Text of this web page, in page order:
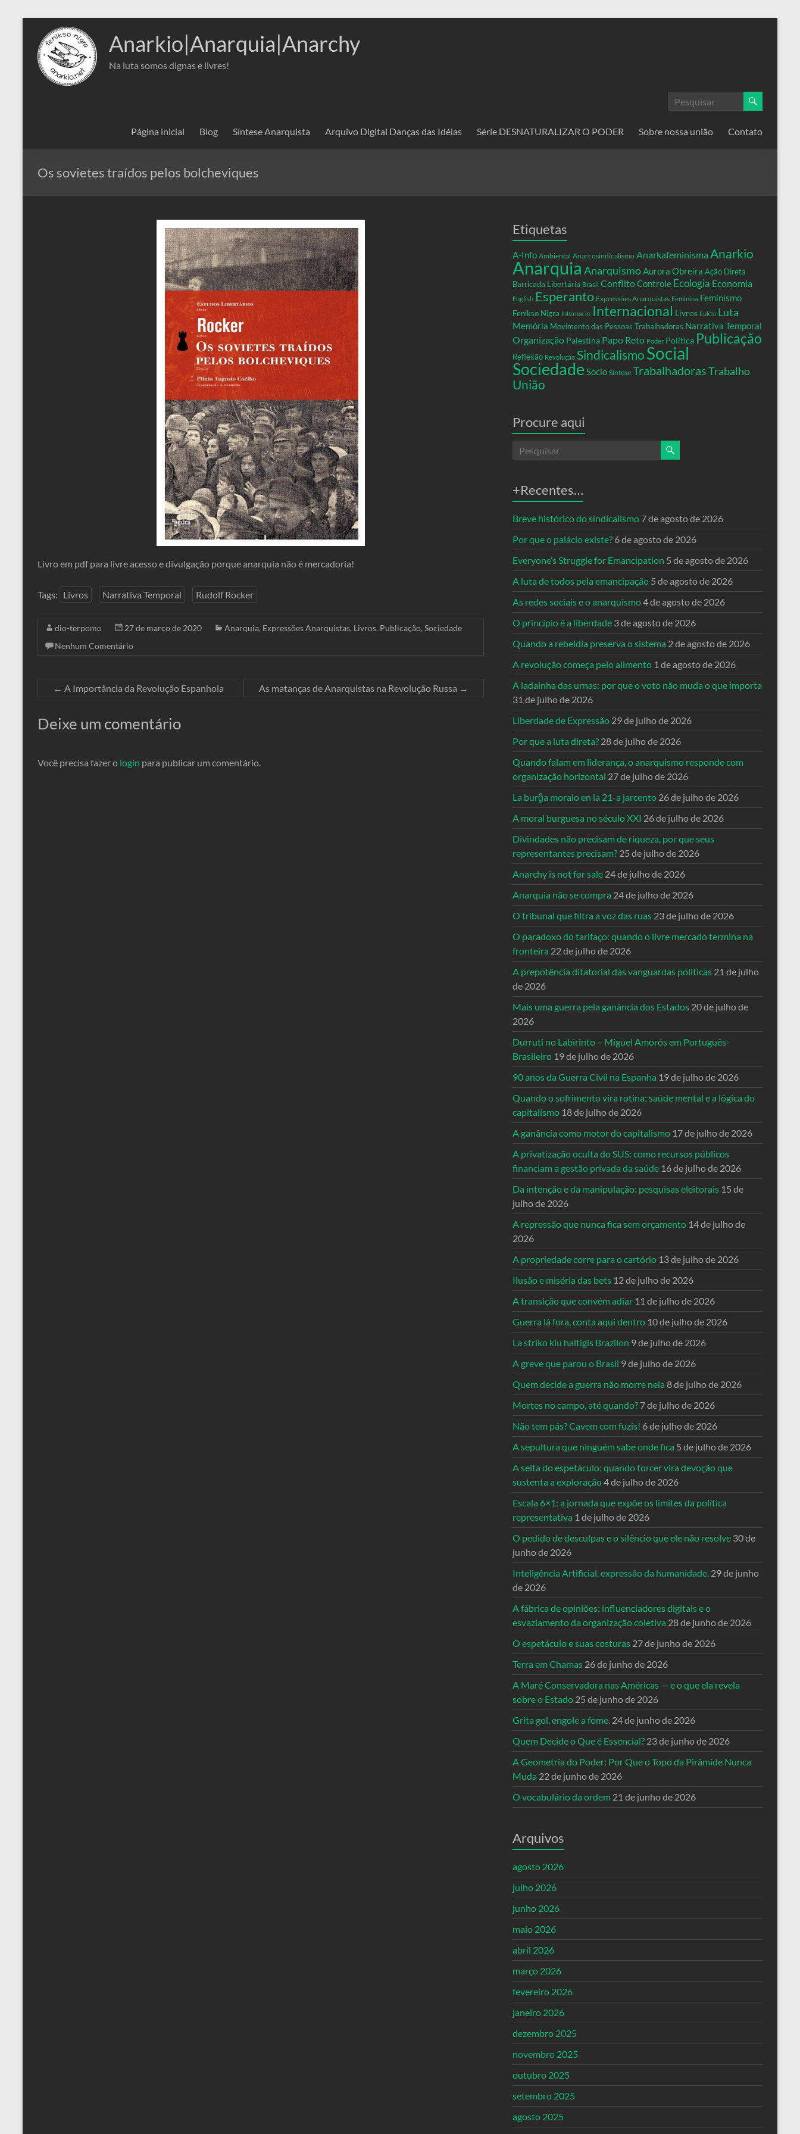
conteúdo
Anarkio|Anarquia|Anarchy
Na luta somos dignas e livres!
Página inicial Blog Síntese Anarquista Arquivo Digital Danças das Idéias Série DESNATURALIZAR O PODER Sobre nossa união Contato
Os sovietes traídos pelos bolcheviques
Livro em pdf para livre acesso e divulgação porque anarquia não é mercadoria!
Tags: Livros Narrativa Temporal Rudolf Rocker
dio-terpomo 27 de março de 2020 Anarquia, Expressões Anarquistas, Livros, Publicação, Sociedade
Nenhum Comentário
← A Importância da Revolução Espanhola As matanças de Anarquistas na Revolução Russa →
Deixe um comentário
Você precisa fazer o login para publicar um comentário.
Etiquetas
A-Info Ambiental Anarcosindicalismo Anarkafeminisma Anarkio
Anarquia AnarquismoAurora Obreira Ação Direta
Barricada Libertária Brasil ConflitoControle Ecologia Economia
English Esperanto Expressões Anarquistas Feminina Feminismo
Fenikso Nigra Internacio Internacional Livros Lukto Luta
Memória Movimento das Pessoas Trabalhadoras Narrativa Temporal
Organização Palestina Papo Reto Poder Política Publicação
Reflexão Revolução Sindicalismo Social
Sociedade Socio Síntese TrabalhadorasTrabalho
União
Procure aqui
+Recentes…
Breve histórico do sindicalismo 7 de agosto de 2026
Por que o palácio existe? 6 de agosto de 2026
Everyone’s Struggle for Emancipation 5 de agosto de 2026
A luta de todos pela emancipação 5 de agosto de 2026
As redes sociais e o anarquismo4 de agosto de 2026
O princípio é a liberdade 3 de agosto de 2026
Quando a rebeldia preserva o sistema 2 de agosto de 2026
A revolução começa pelo alimento 1 de agosto de 2026
A ladainha das urnas: por que o voto não muda o que importa
31 de julho de 2026
Liberdade de Expressão 29 de julho de 2026
Por que a luta direta? 28 de julho de 2026
Quando falam em liderança, o anarquismo responde com
organização horizontal 27 de julho de 2026
La burĝa moralo en la 21-a jarcento 26 de julho de 2026
A moral burguesa no século XXI 26 de julho de 2026
Divindades não precisam de riqueza, por que seus
representantes precisam? 25 de julho de 2026
Anarchy is not for sale 24 de julho de 2026
Anarquia não se compra 24 de julho de 2026
O tribunal que filtra a voz das ruas 23 de julho de 2026
O paradoxo do tarifaço: quando o livre mercado termina na
fronteira 22 de julho de 2026
A prepotência ditatorial das vanguardas políticas 21 de julho
de 2026
Mais uma guerra pela ganância dos Estados 20 de julho de
2026
Durruti no Labirinto – Miguel Amorós em Português-
Brasileiro 19 de julho de 2026
90 anos da Guerra Civil na Espanha 19 de julho de 2026
Quando o sofrimento vira rotina: saúde mental e a lógica do
capitalismo 18 de julho de 2026
A ganância como motor do capitalismo 17 de julho de 2026
A privatização oculta do SUS: como recursos públicos
financiam a gestão privada da saúde 16 de julho de 2026
Da intenção e da manipulação: pesquisas eleitorais 15 de
julho de 2026
A repressão que nunca fica sem orçamento 14 de julho de
2026
A propriedade corre para o cartório 13 de julho de 2026
Ilusão e miséria das bets 12 de julho de 2026
A transição que convém adiar 11 de julho de 2026
Guerra lá fora, conta aqui dentro 10 de julho de 2026
La striko kiu haltigis Brazilon 9 de julho de 2026
A greve que parou o Brasil 9 de julho de 2026
Quem decide a guerra não morre nela 8 de julho de 2026
Mortes no campo, até quando? 7 de julho de 2026
Não tem pás? Cavem com fuzis! 6 de julho de 2026
A sepultura que ninguém sabe onde fica 5 de julho de 2026
A seita do espetáculo: quando torcer vira devoção que
sustenta a exploração4 de julho de 2026
Escala 6×1: a jornada que expõe os limites da política
representativa 1 de julho de 2026
O pedido de desculpas e o silêncio que ele não resolve 30 de
junho de 2026
Inteligência Artificial, expressão da humanidade. 29 de junho
de 2026
A fábrica de opiniões: influenciadores digitais e o
esvaziamento da organização coletiva 28 de junho de 2026
O espetáculo e suas costuras 27 de junho de 2026
Terra em Chamas 26 de junho de 2026
A Maré Conservadora nas Américas — e o que ela revela
sobre o Estado 25 de junho de 2026
Grita gol, engole a fome. 24 de junho de 2026
Quem Decide o Que é Essencial? 23 de junho de 2026
A Geometria do Poder: Por Que o Topo da Pirâmide Nunca
Muda 22 de junho de 2026
O vocabulário da ordem 21 de junho de 2026
Arquivos
agosto 2026
julho 2026
junho 2026
maio 2026
abril 2026
março 2026
fevereiro 2026
janeiro 2026
dezembro 2025
novembro 2025
outubro 2025
setembro 2025
agosto 2025